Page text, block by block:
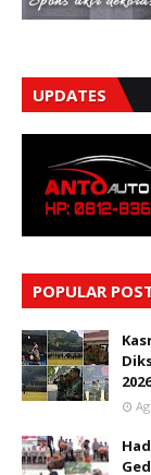
UPDATES
POPULAR